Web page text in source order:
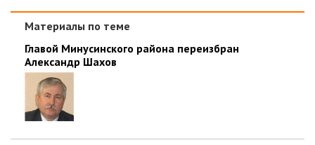
Материалы по теме
Главой Минусинского района переизбран
Александр Шахов